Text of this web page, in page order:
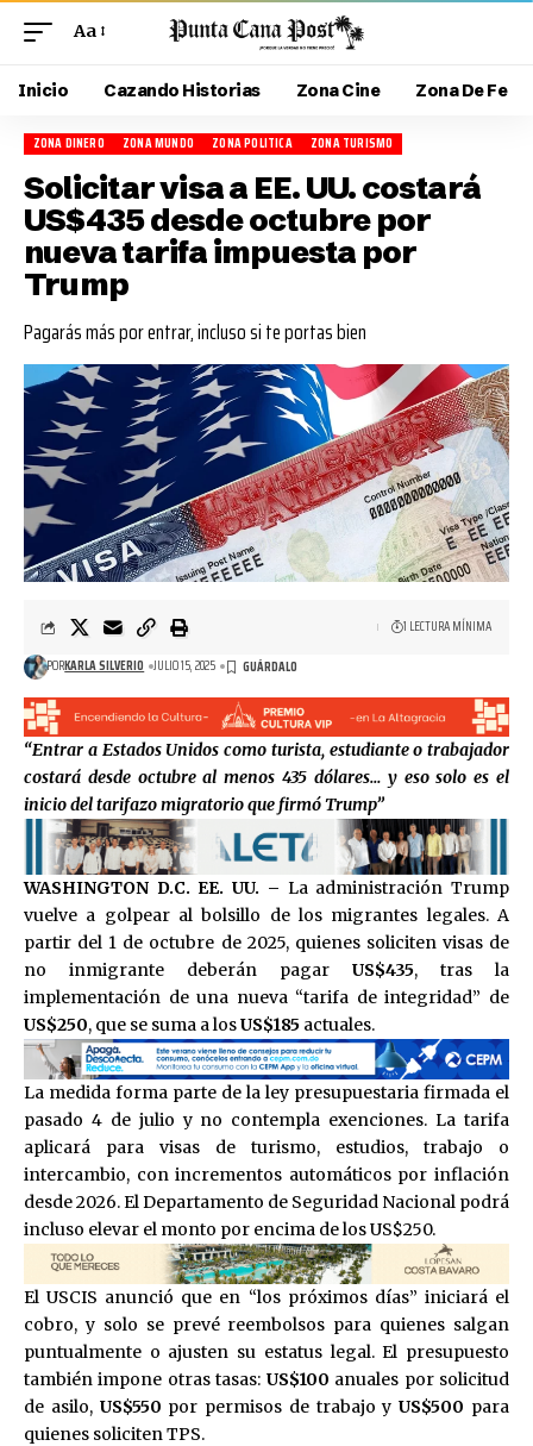
Aa
Inicio Cazando Historias Zona Cine Zona De Fe
ZONA DINERO ZONA MUNDO ZONA POLITICA ZONA TURISMO
Solicitar visa a EE. UU. costará
US$435 desde octubre por
nueva tarifa impuesta por
Trump
Pagarás más por entrar, incluso si te portas bien
PORKARLA SILVERIO JULIO 15, 2025
1 LECTURA MÍNIMA
“Entrar a Estados Unidos como turista, estudiante o trabajador
costará desde octubre al menos 435 dólares… y eso solo es el
inicio del tarifazo migratorio que firmó Trump”
WASHINGTON D.C. EE. UU. – La administración Trump
vuelve a golpear al bolsillo de los migrantes legales. A
partir del 1 de octubre de 2025, quienes soliciten visas de
no inmigrante deberán pagar US$435, tras la
implementación de una nueva “tarifa de integridad” de
US$250, que se suma a losUS$185 actuales.
La medida forma parte de la ley presupuestaria firmada el
pasado 4 de julio y no contempla exenciones. La tarifa
aplicará para visas de turismo, estudios, trabajo o
intercambio, con incrementos automáticos por inflación
desde 2026. El Departamento de Seguridad Nacional podrá
incluso elevar el monto por encima de los US$250.
El USCIS anunció que en “los próximos días” iniciará el
cobro, y solo se prevé reembolsos para quienes salgan
puntualmente o ajusten su estatus legal. El presupuesto
también impone otras tasas: US$100 anuales por solicitud
de asilo, US$550 por permisos de trabajo yUS$500 para
quienes soliciten TPS.